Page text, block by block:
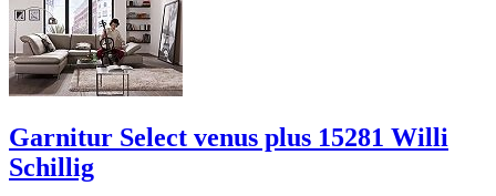
Garnitur Select venus plus 15281 Willi
Schillig